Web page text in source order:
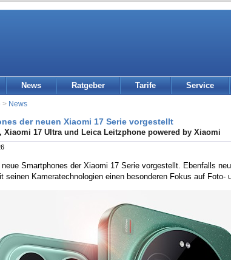
News Ratgeber Tarife Service
> News
der neuen Xiaomi 17 Serie vorgestellt
Xiaomi 17 Ultra und Leica Leitzphone powered by Xiaomi
Smartphones der Xiaomi 17 Serie vorgestellt. Ebenfalls
seinen Kameratechnologien einen besonderen Fokus auf Foto-